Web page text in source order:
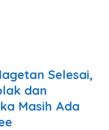
Selesai,
dan
Masih Ada